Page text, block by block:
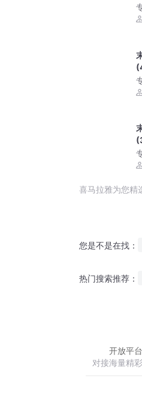
喜马拉雅为您精
您是不是在找：
热门搜索推荐：
开放平台
对接海量精